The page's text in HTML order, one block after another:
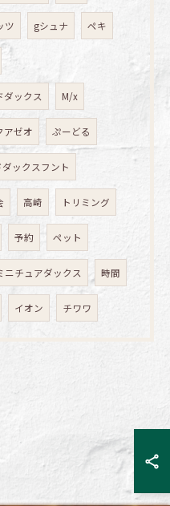
ツ gシュナ ペキ
ダックス M/x
アゼオ ぷーどる
ックスフント
高崎 トリミング
予約 ペット
ニチュアダックス 時間
イオン チワワ